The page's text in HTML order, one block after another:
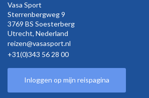
Vasa Sport
Sterrenbergweg9
3769 BS Soesterberg
Utrecht, Nederland
reizen@vasasport.nl
+31(0)343 56 28 00
Inloggen op mijn reispagina